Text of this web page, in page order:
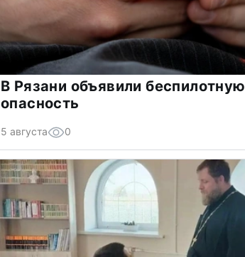
В Рязани объявили беспилотную
опасность
5 августа 0